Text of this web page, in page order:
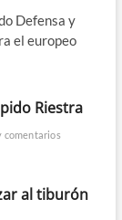
Defensa y
el europeo
Riestra
comentarios
al tiburón